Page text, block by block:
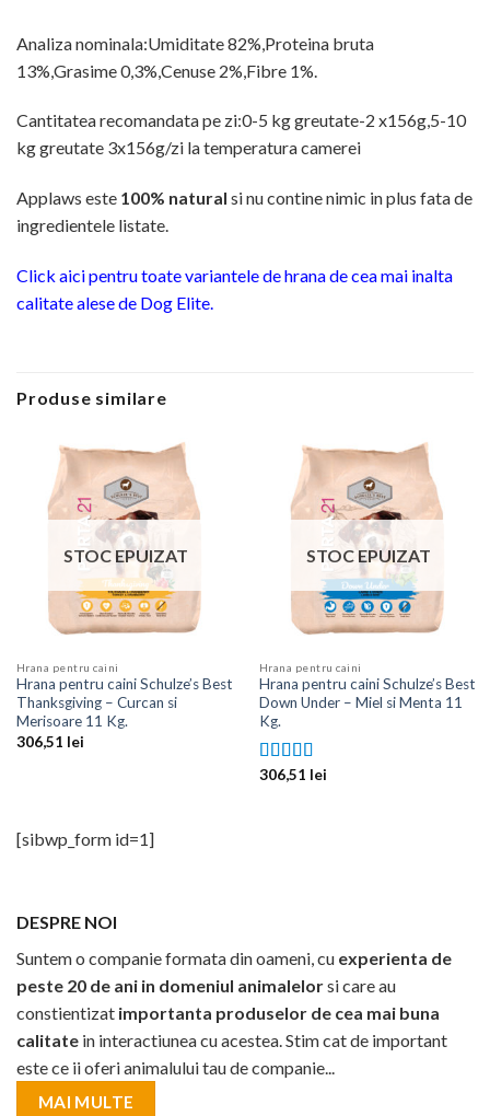
Analiza nominala:Umiditate 82%,Proteina bruta
13%,Grasime 0,3%,Cenuse 2%,Fibre 1%.
Cantitatea recomandata pe zi:0-5 kg greutate-2 x156g,5-10
kg greutate 3x156g/zi la temperatura camerei
Applaws este 100% natural si nu contine nimic in plus fata de
ingredientele listate.
Click aici pentru toate variantele de hrana de cea mai inalta
calitate alese de Dog Elite.
Produse similare
STOC EPUIZAT
Hrana pentru caini
Hrana pentru caini Schulze’s Best
Thanksgiving – Curcan si
Merisoare 11 Kg.
306,51 lei
STOC EPUIZAT
Hrana pentru caini
Hrana pentru caini Schulze’s Best
Down Under – Miel si Menta 11
Kg.
Evaluat la
306,51 lei
[sibwp_form id=1]
DESPRE NOI
Suntem o companie formata din oameni, cu experienta de
peste 20 de ani in domeniul animalelorsi care au
constientizat importanta produselor de cea mai buna
calitate in interactiunea cu acestea. Stim cat de important
este ce ii oferi animalului tau de companie...
MAI MULTE